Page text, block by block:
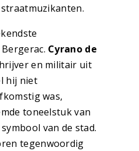
Cyrano de
en militair uit
hij niet
was,
toneelstuk van
van de stad.
tegenwoordig